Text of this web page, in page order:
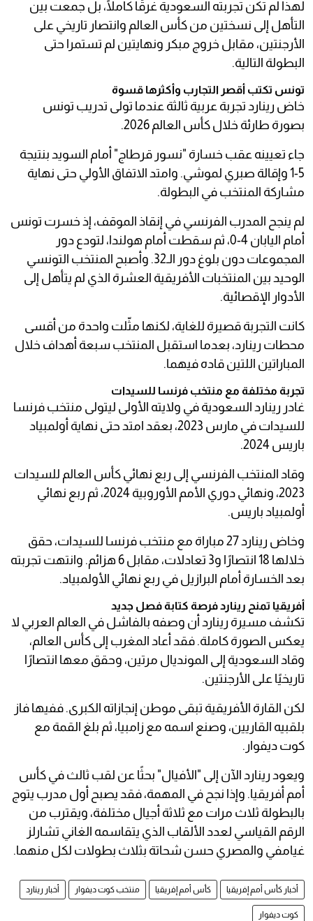
لهذا لم تكن تجربته السعودية غرقًا كاملًا، بل جمعت بين
التأهل إلى نسختين من كأس العالم وانتصار تاريخي على
الأرجنتين، مقابل خروج مبكر ونهايتين لم تستمرا حتى
البطولة التالية.
تونس تكتب أقصر التجارب وأكثرها قسوة
خاض رينارد تجربة عربية ثالثة عندما تولى تدريب تونس
بصورة طارئة خلال كأس العالم 2026.
جاء تعيينه عقب خسارة "نسور قرطاج" أمام السويد بنتيجة
5-1 وإقالة صبري لموشي. وامتد الاتفاق الأولي حتى نهاية
مشاركة المنتخب في البطولة.
لم ينجح المدرب الفرنسي في إنقاذ الموقف، إذ خسرت تونس
أمام اليابان 4-0، ثم سقطت أمام هولندا، لتودع دور
المجموعات دون بلوغ دور الـ32. وأصبح المنتخب التونسي
الوحيد بين المنتخبات الأفريقية العشرة الذي لم يتأهل إلى
الأدوار الإقصائية.
كانت التجربة قصيرة للغاية، لكنها مثّلت واحدة من أقسى
محطات رينارد، بعدما استقبل المنتخب سبعة أهداف خلال
المباراتين اللتين قاده فيهما.
تجربة مختلفة مع منتخب فرنسا للسيدات
غادر رينارد السعودية في ولايته الأولى ليتولى منتخب فرنسا
للسيدات في مارس 2023، بعقد امتد حتى نهاية أولمبياد
باريس 2024.
وقاد المنتخب الفرنسي إلى ربع نهائي كأس العالم للسيدات
2023، ونهائي دوري الأمم الأوروبية 2024، ثم ربع نهائي
أولمبياد باريس.
وخاض رينارد 27 مباراة مع منتخب فرنسا للسيدات، حقق
خلالها 18 انتصارًا و3 تعادلات، مقابل 6 هزائم. وانتهت تجربته
بعد الخسارة أمام البرازيل في ربع نهائي الأولمبياد.
أفريقيا تمنح رينارد فرصة كتابة فصل جديد
تكشف مسيرة رينارد أن وصفه بالفاشل في العالم العربي لا
يعكس الصورة كاملة. فقد أعاد المغرب إلى كأس العالم،
وقاد السعودية إلى المونديال مرتين، وحقق معها انتصارًا
تاريخيًا على الأرجنتين.
لكن القارة الأفريقية تبقى موطن إنجازاته الكبرى. ففيها فاز
بلقبيه القاريين، وصنع اسمه مع زامبيا، ثم بلغ القمة مع
كوت ديفوار.
ويعود رينارد الآن إلى "الأفيال" بحثًا عن لقب ثالث في كأس
أمم أفريقيا. وإذا نجح في المهمة، فقد يصبح أول مدرب يتوج
بالبطولة ثلاث مرات مع ثلاثة أجيال مختلفة، ويقترب من
الرقم القياسي لعدد الألقاب الذي يتقاسمه الغاني تشارلز
غيامفي والمصري حسن شحاتة بثلاث بطولات لكل منهما.
أخبار كأس أمم إفريقيا كأس أمم إفريقيا منتخب كوت ديفوار أخبار رينارد
كوت ديفوار